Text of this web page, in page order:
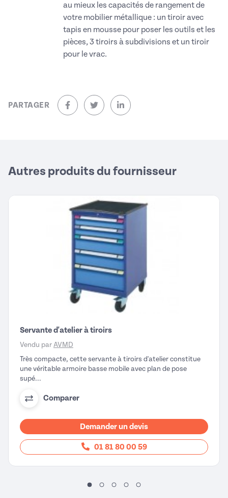
au mieux les capacités de rangement de
votre mobilier métallique : un tiroir avec
tapis en mousse pour poser les outils et les
pièces, 3 tiroirs à subdivisions et un tiroir
pour le vrac.
PARTAGER
sur Facebook (nouvelle fenêtre)
sur Twitter (nouvelle fenêtre)
sur Linkedin (nouvelle fenêtre)
Autres produits du fournisseur
Servante d'atelier à tiroirs
Vendu par AVMD
Très compacte, cette servante à tiroirs d'atelier constitue
une véritable armoire basse mobile avec plan de pose
supé...
Comparer
Demander un devis
01 81 80 00 59